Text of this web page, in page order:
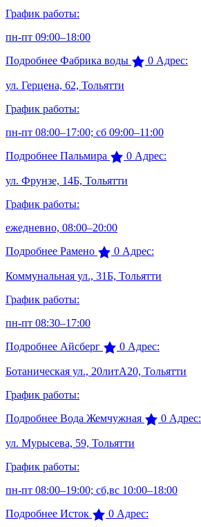
График работы:
пн-пт 09:00–18:00
Подробнее Фабрика воды 0 Адрес:
ул. Герцена, 62, Тольятти
График работы:
пн-пт 08:00–17:00; сб 09:00–11:00
Подробнее Пальмира 0 Адрес:
ул. Фрунзе, 14Б, Тольятти
График работы:
ежедневно, 08:00–20:00
Подробнее Рамено 0 Адрес:
Коммунальная ул., 31Б, Тольятти
График работы:
пн-пт 08:30–17:00
Подробнее Айсберг 0 Адрес:
Ботаническая ул., 20литА20, Тольятти
График работы:
Подробнее Вода Жемчужная 0 Адрес:
ул. Мурысева, 59, Тольятти
График работы:
пн-пт 08:00–19:00; сб,вс 10:00–18:00
Подробнее Исток 0 Адрес: